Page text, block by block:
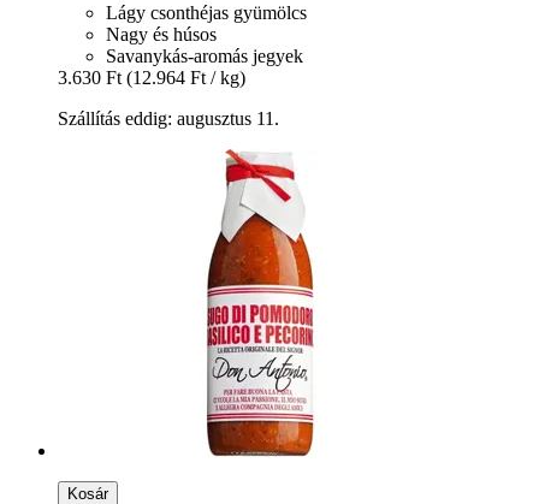
Lágy csonthéjas gyümölcs
Nagy és húsos
Savanykás-aromás jegyek
3.630 Ft (12.964 Ft / kg)
Szállítás eddig: augusztus 11.
Kosár